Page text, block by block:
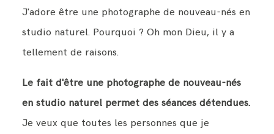
J'adore être une photographe de nouveau-nés en
studio naturel. Pourquoi ? Oh mon Dieu, il y a
tellement de raisons.
Le fait d'être une photographe de nouveau-nés
en studio naturel permet des séances détendues.
Je veux que toutes les personnes que je